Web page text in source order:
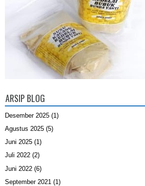
ARSIP BLOG
Desember 2025 (1)
Agustus 2025 (5)
Juni 2025 (1)
Juli 2022 (2)
Juni 2022 (6)
September 2021 (1)